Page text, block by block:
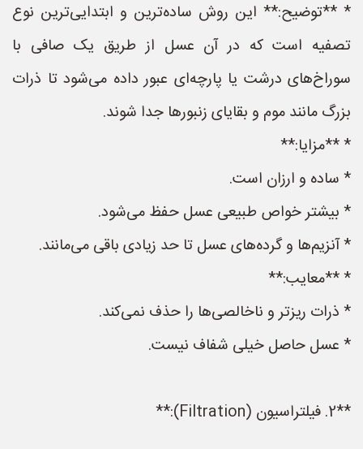
* **توضیح:** این روش ساده‌ترین و ابتدایی‌ترین نوع
تصفیه است که در آن عسل از طریق یک صافی با
سوراخ‌های درشت یا پارچه‌ای عبور داده می‌شود تا ذرات
بزرگ مانند موم و بقایای زنبورها جدا شوند.
* **مزایا:**
* ساده و ارزان است.
* بیشتر خواص طبیعی عسل حفظ می‌شود.
* آنزیم‌ها و گرده‌های عسل تا حد زیادی باقی می‌مانند.
* **معایب:**
* ذرات ریزتر و ناخالصی‌ها را حذف نمی‌کند.
* عسل حاصل خیلی شفاف نیست.
**2. فیلتراسیون (Filtration):**